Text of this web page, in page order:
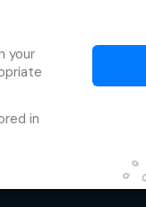
Protection of personal data
your
in